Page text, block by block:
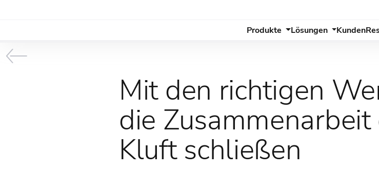
Produkte
Lösungen Kunden
Mit den richtigen
die
Kluft schließen